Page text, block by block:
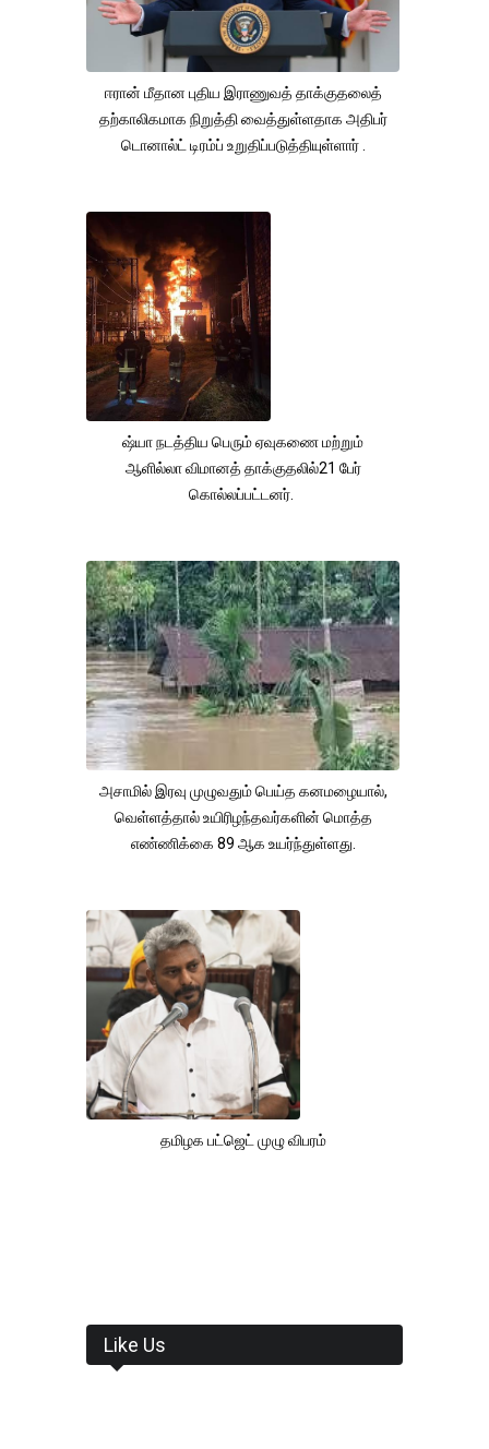
ஈரான் மீதான புதிய இராணுவத் தாக்குதலைத்
தற்காலிகமாக நிறுத்தி வைத்துள்ளதாக அதிபர்
டொனால்ட் டிரம்ப் உறுதிப்படுத்தியுள்ளார் .
ஷ்யா நடத்திய பெரும் ஏவுகணை மற்றும்
ஆளில்லா விமானத் தாக்குதலில்21 பேர்
கொல்லப்பட்டனர்.
அசாமில் இரவு முழுவதும் பெய்த கனமழையால்,
வெள்ளத்தால் உயிரிழந்தவர்களின் மொத்த
எண்ணிக்கை 89 ஆக உயர்ந்துள்ளது.
தமிழக பட்ஜெட் முழு விபரம்
Like Us